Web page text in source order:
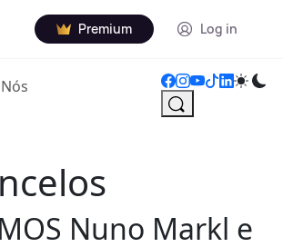
Premium Log in
Nuno Markl e